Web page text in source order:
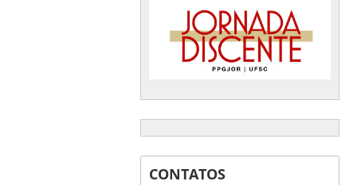
CONTATOS